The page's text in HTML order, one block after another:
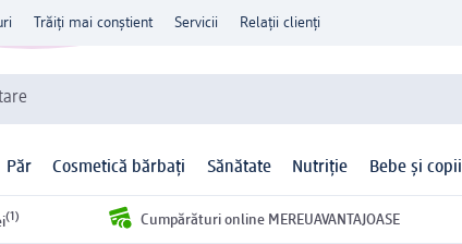
Trăiți mai conștient Servicii Relații clienți
Păr Cosmetică bărbați Sănătate Nutriție Bebe și copii
(1) Cumpărături online MEREUAVANTAJOASE